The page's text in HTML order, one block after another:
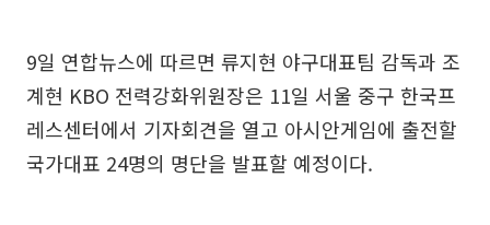
9일 연합뉴스에 따르면 류지현 야구대표팀 감독과 조
계현 KBO 전력강화위원장은 11일 서울 중구 한국프
레스센터에서 기자회견을 열고 아시안게임에 출전할
국가대표 24명의 명단을 발표할 예정이다.